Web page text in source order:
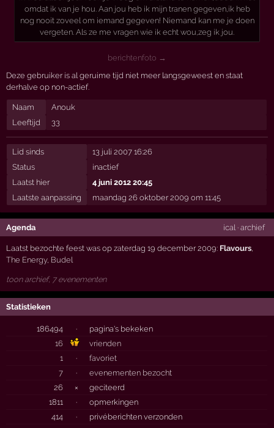
omdat ik van je hou. Aan jou heb ik mijn tranen gegeven,ik heb
nog nooit zoveel om iemand gegeven! Niemand kan me je doen
vergeten. Als ze me vragen wie ik echt wou,zeg ik jou.
berichtenfoto →
Deze gebruiker is al geruime tijd niet meer langsgeweest en staat
derhalve op non-actief.
Naam
Anouk
Leeftijd
33
Lid sinds
13 juli 2007 16:26
Status
inactief
Laatst hier
4 juni 2012 20:45
Laatste aanpassing
maandag 26 oktober 2009 om 11:45
Agenda ical· archief
Laatst bezochte feest was op zaterdag 19 december 2009: Flavours,
The Energy, Budel
toon archief, 7 evenementen
Statistieken
186494 ·
pagina's bekeken
16
vrienden
1
·
favoriet
7
·
evenementen bezocht
26
×
geciteerd
1811
·
opmerkingen
414
·
privéberichten verzonden